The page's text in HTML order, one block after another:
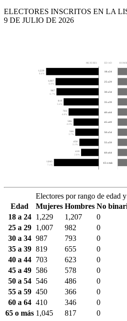
ELECTORES INSCRITOS EN LA
9 DE JULIO DE 2026
MUJERES EDAD
1,229
8.4%
18 a 24
1,007
6.9%
25 a 29
987
6.7%
30 a 34
819
5.6%
35 a 39
703
4.8%
40 a 44
586
4.0%
45 a 49
546
3.7%
50 a 54
450
3.1%
55 a 59
410
2.8%
60 a 64
1,045
7.1%
65 o más
Electores por rango de edad
Edad
Mujeres Hombres No
18 a 24
1,229 1,207 0
25 a 29
1,007 982 0
30 a 34 987 793 0
35 a 39 819 655 0
40 a 44
703 623 0
45 a 49
586 578 0
50 a 54
546 486 0
55 a 59 450 366 0
60 a 64 410 346 0
65 o más 1,045 817 0